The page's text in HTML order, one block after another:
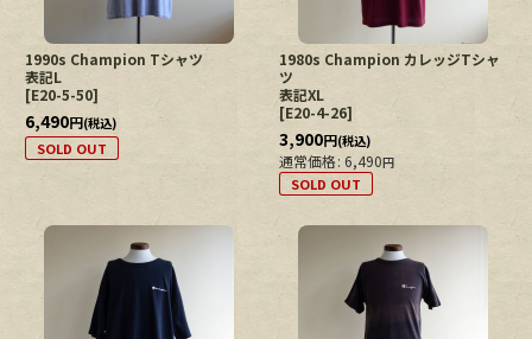
1990s Champion Tシャツ
表記L
[E20-5-50]
6,490円(税込)
SOLD OUT
1980s Champion カレッジTシャ
ツ
表記XL
[E20-4-26]
3,900円(税込)
通常価格: 6,490円
SOLD OUT